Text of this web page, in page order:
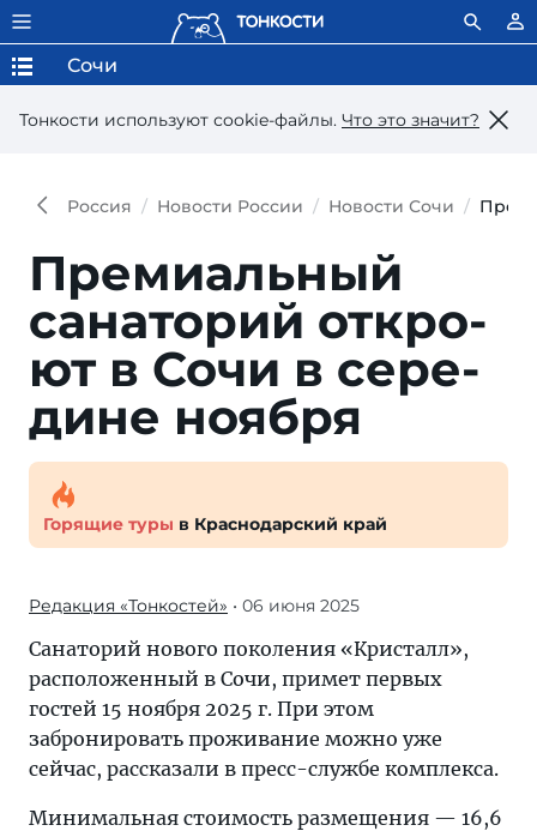
Тонкости используют сookie-файлы. Что это значит?
Сочи
Россия Новости России Новости Сочи
Премиальный
санаторий от­кро­
ют в Со­чи в се­ре­
ди­не ноября
Горящие туры в Краснодарский край
Редакция «Тонкостей» • 06 июня 2025
Санаторий нового поколения «Кристалл»,
расположенный в Сочи, примет первых
гостей 15 ноября 2025 г. При этом
забронировать проживание можно уже
сейчас, рассказали в пресс-службе комплекса.
Минимальная стоимость размещения — 16,6